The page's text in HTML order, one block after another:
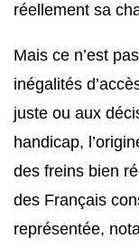
réellement sa
Mais ce n’est
inégalités
juste ou aux
handicap,
des freins bien
des Français
représentée,